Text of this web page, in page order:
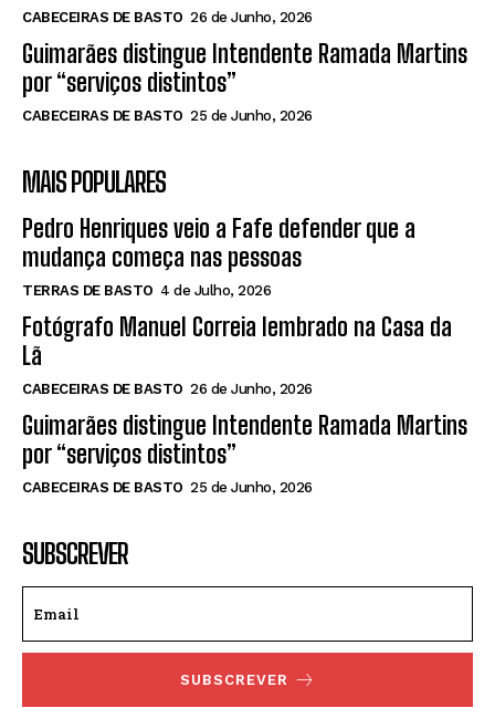
CABECEIRAS DE BASTO 26 de Junho, 2026
Guimarães distingue Intendente Ramada Martins
por “serviços distintos”
CABECEIRAS DE BASTO 25 de Junho, 2026
MAIS POPULARES
Pedro Henriques veio a Fafe defender que a
mudança começa nas pessoas
TERRAS DE BASTO 4 de Julho, 2026
Fotógrafo Manuel Correia lembrado na Casa da
Lã
CABECEIRAS DE BASTO 26 de Junho, 2026
Guimarães distingue Intendente Ramada Martins
por “serviços distintos”
CABECEIRAS DE BASTO 25 de Junho, 2026
SUBSCREVER
SUBSCREVER